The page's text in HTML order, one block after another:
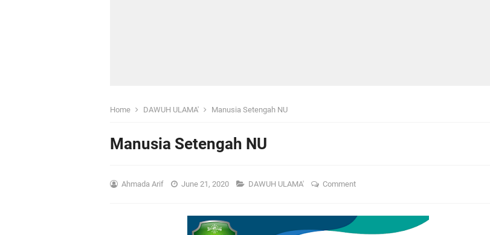
Home DAWUH ULAMA' Manusia Setengah NU
Manusia Setengah NU
Ahmada Arif June 21, 2020 DAWUH ULAMA' Comment